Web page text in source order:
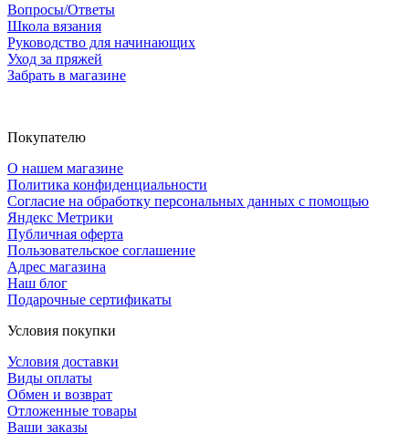
Вопросы/Ответы
Школа вязания
Руководство для начинающих
Уход за пряжей
Забрать в магазине
Покупателю
О нашем магазине
Политика конфиденциальности
Согласие на обработку персональных данных с помощью
Яндекс Метрики
Публичная оферта
Пользовательское соглашение
Адрес магазина
Наш блог
Подарочные сертификаты
Условия покупки
Условия доставки
Виды оплаты
Обмен и возврат
Отложенные товары
Ваши заказы